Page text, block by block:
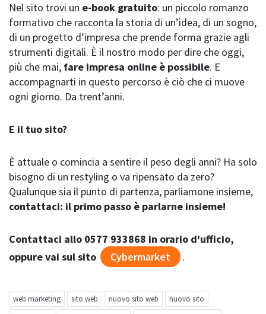
Nel sito trovi un e-book gratuito: un piccolo romanzo
formativo che racconta la storia di un’idea, di un sogno,
di un progetto d’impresa che prende forma grazie agli
strumenti digitali. È il nostro modo per dire che oggi,
più che mai, fare impresa online è possibile. E
accompagnarti in questo percorso è ciò che ci muove
ogni giorno. Da trent’anni.
E il tuo sito?
È attuale o comincia a sentire il peso degli anni? Ha solo
bisogno di un restyling o va ripensato da zero?
Qualunque sia il punto di partenza, parliamone insieme,
contattaci: il primo passo è parlarne insieme!
Contattaci allo 0577 933868 in orario d'ufficio,
oppure vai sul sito
Cybermarket .
web marketing sito web nuovo sito web
nuovo sito